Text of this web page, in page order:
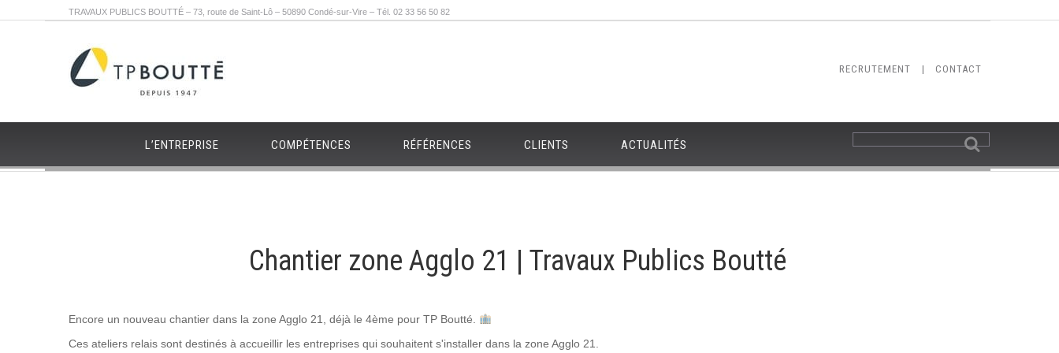
TRAVAUX PUBLICS BOUTTÉ – 73, route de Saint-Lô – 50890 Condé-sur-Vire – Tél. 02 33 56 50 82
RECRUTEMENT | CONTACT
L’ENTREPRISE COMPÉTENCES RÉFÉRENCES CLIENTS ACTUALITÉS
Chantier zone Agglo 21 | Travaux Publics Boutté
Encore un nouveau chantier dans la zone Agglo 21, déjà le 4ème pour TP Boutté.
Ces ateliers relais sont destinés à accueillir les entreprises qui souhaitent s'installer dans la zone Agglo 21.